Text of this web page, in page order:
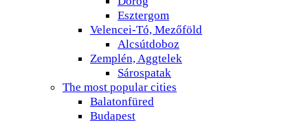
Esztergom
Velencei-Tó, Mezőföld
Alcsútdoboz
Zemplén, Aggtelek
Sárospatak
The most popular cities
Balatonfüred
Budapest